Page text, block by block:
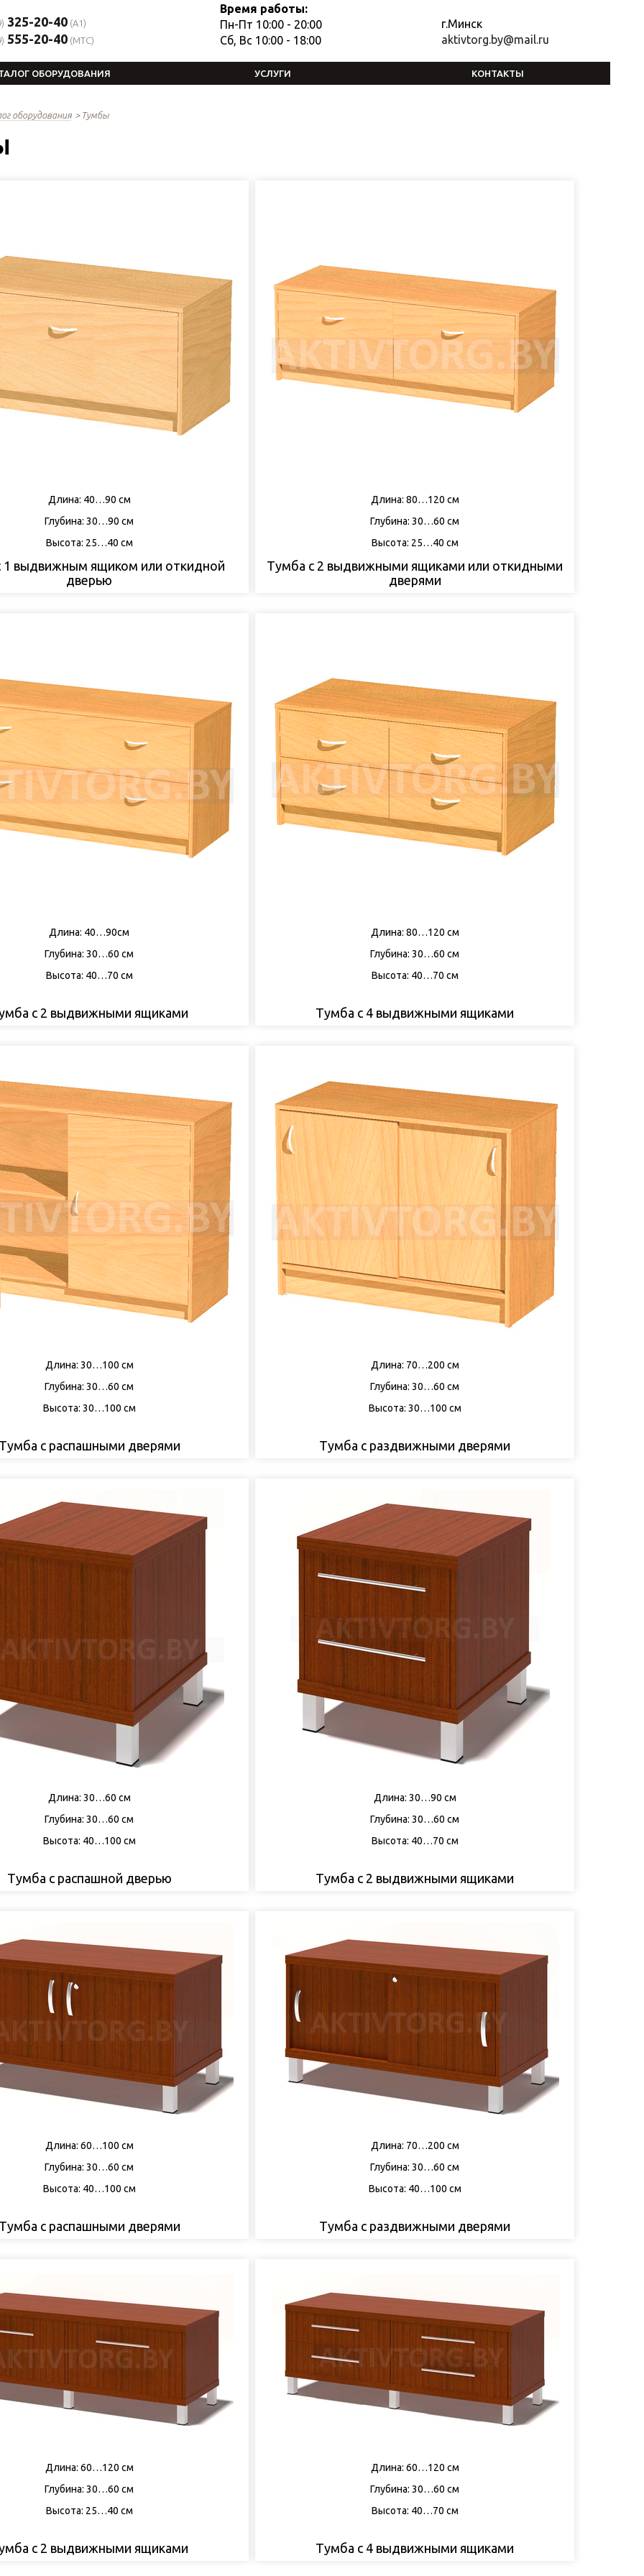
325-20-40(A1)
555-20-40(MTC)
Время работы:
Пн-Пт 10:00 - 20:00
Сб, Вс 10:00 - 18:00
г.Минск
aktivtorg.by@mail.ru
ОБОРУДОВАНИЯ УСЛУГИ КОНТАКТЫ
оборудования Тумбы
1 выдвижным ящиком или откидной
дверью
Длина: 40…90 см
Глубина: 30…90 см
Высота: 25…40 см
Тумба с 2 выдвижными ящиками или откидными
дверями
Длина: 80…120 см
Глубина: 30…60 см
Высота: 25…40 см
с 2 выдвижными ящиками
Длина: 40…90см
Глубина: 30…60 см
Высота: 40…70 см
Тумба с 4 выдвижными ящиками
Длина: 80…120 см
Глубина: 30…60 см
Высота: 40…70 см
с распашными дверями
Длина: 30…100 см
Глубина: 30…60 см
Высота: 30…100 см
Тумба с раздвижными дверями
Длина: 70…200 см
Глубина: 30…60 см
Высота: 30…100 см
Тумба с распашной дверью
Длина: 30…60 см
Глубина: 30…60 см
Высота: 40…100 см
Тумба с 2 выдвижными ящиками
Длина: 30…90 см
Глубина: 30…60 см
Высота: 40…70 см
с распашными дверями
Длина: 60…100 см
Глубина: 30…60 см
Высота: 40…100 см
Тумба с раздвижными дверями
Длина: 70…200 см
Глубина: 30…60 см
Высота: 40…100 см
с 2 выдвижными ящиками
Длина: 60…120 см
Глубина: 30…60 см
Высота: 25…40 см
Тумба с 4 выдвижными ящиками
Длина: 60…120 см
Глубина: 30…60 см
Высота: 40…70 см